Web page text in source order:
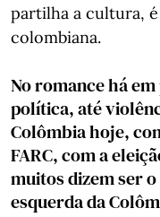
partilha a cultura,
colombiana.
No romance há
política, até
Colômbia hoje,
FARC, com a
muitos dizem ser
esquerda da